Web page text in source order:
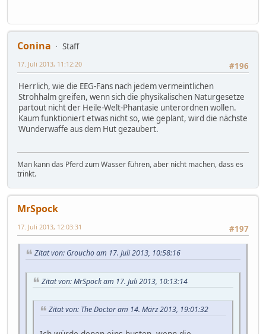
Conina
Staff
#196
17. Juli 2013, 11:12:20
Herrlich, wie die EEG-Fans nach jedem vermeintlichen
Strohhalm greifen, wenn sich die physikalischen Naturgesetze
partout nicht der Heile-Welt-Phantasie unterordnen wollen.
Kaum funktioniert etwas nicht so, wie geplant, wird die nächste
Wunderwaffe aus dem Hut gezaubert.
Man kann das Pferd zum Wasser führen, aber nicht machen, dass es
trinkt.
MrSpock
#197
17. Juli 2013, 12:03:31
Zitat von: Groucho am 17. Juli 2013, 10:58:16
Zitat von: MrSpock am 17. Juli 2013, 10:13:14
Zitat von: The Doctor am 14. März 2013, 19:01:32